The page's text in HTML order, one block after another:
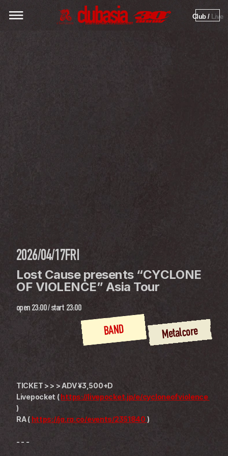
Club / Live
2026/04/17FRI
Lost Cause presents “CYCLONE
OF VIOLENCE” Asia Tour
open 23:00 / start 23:00
Metalcore
BAND
TICKET > > > ADV ¥3,500+D
Livepocket (
https://livepocket.jp/e/cycloneofviolence
)
RA ( https://ja.ra.co/events/2351840 )
- - -